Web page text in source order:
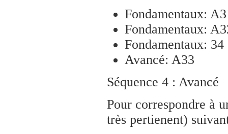
Fondamentaux:
Fondamentaux:
Fondamentaux: 34
Avancé: A33
Séquence 4 : Avancé
Pour correspondre à
très pertienent)